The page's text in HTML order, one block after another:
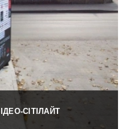
СІТІЛАЙТ